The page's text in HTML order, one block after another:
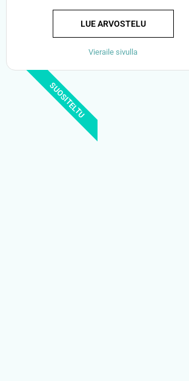
LUE ARVOSTELU
Vieraile sivulla
SUOSITELTU